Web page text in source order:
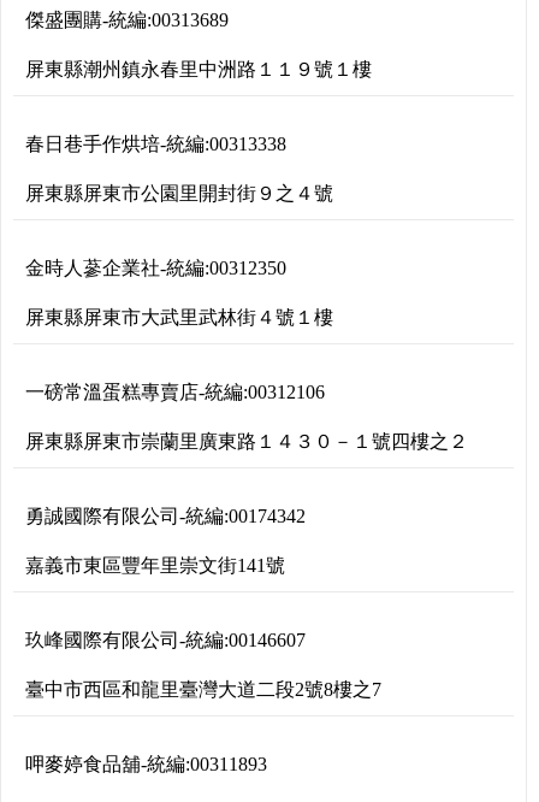
傑盛團購-統編:00313689
屏東縣潮州鎮永春里中洲路１１９號１樓
春日巷手作烘培-統編:00313338
屏東縣屏東市公園里開封街９之４號
金時人蔘企業社-統編:00312350
屏東縣屏東市大武里武林街４號１樓
一磅常溫蛋糕專賣店-統編:00312106
屏東縣屏東市崇蘭里廣東路１４３０－１號四樓之２
勇誠國際有限公司 -統編:00174342
嘉義市東區豐年里崇文街141號
玖峰國際有限公司 -統編:00146607
臺中市西區和龍里臺灣大道二段2號8樓之7
呷麥婷食品舖-統編:00311893